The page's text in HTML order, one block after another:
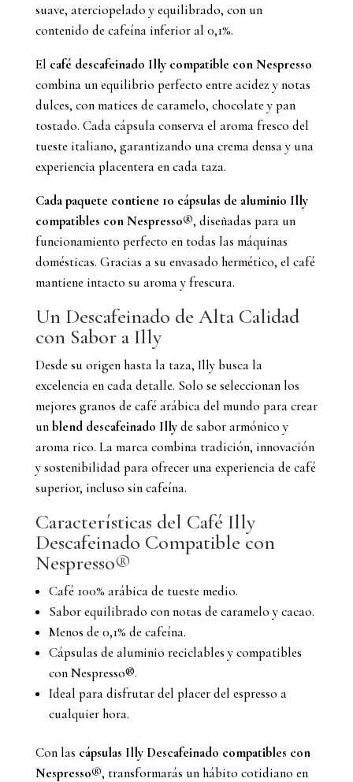
Ud
cantidad
suave, aterciopelado y equilibrado, con un
contenido de cafeína inferior al 0,1%.
El café descafeinado Illy compatible con Nespresso
combina un equilibrio perfecto entre acidez y notas
dulces, con matices de caramelo, chocolate y pan
tostado. Cada cápsula conserva el aroma fresco del
tueste italiano, garantizando una crema densa y una
experiencia placentera en cada taza.
Cada paquete contiene 10 cápsulas de aluminio Illy
compatibles con Nespresso®, diseñadas para un
funcionamiento perfecto en todas las máquinas
domésticas. Gracias a su envasado hermético, el café
mantiene intacto su aroma y frescura.
Un Descafeinado de Alta Calidad
con Sabor a Illy
Desde su origen hasta la taza, Illy busca la
excelencia en cada detalle. Solo se seleccionan los
mejores granos de café arábica del mundo para crear
unblend descafeinado Illyde sabor armónico y
aroma rico. La marca combina tradición, innovación
y sostenibilidad para ofrecer una experiencia de café
superior, incluso sin cafeína.
Características del Café Illy
Descafeinado Compatible con
Nespresso®
Café 100% arábica de tueste medio.
Sabor equilibrado con notas de caramelo y cacao.
Menos de 0,1% de cafeína.
Cápsulas de aluminio reciclables y compatibles
con Nespresso®.
Ideal para disfrutar del placer del espresso a
cualquier hora.
Con las cápsulas Illy Descafeinado compatibles con
Nespresso®, transformarás un hábito cotidiano en